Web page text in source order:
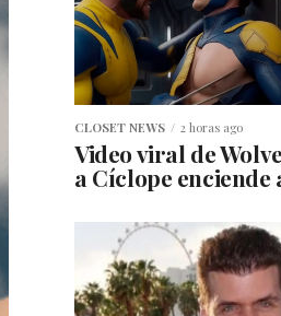
CLOSET NEWS 2 horas ago
Video viral de
a Cíclope enciende